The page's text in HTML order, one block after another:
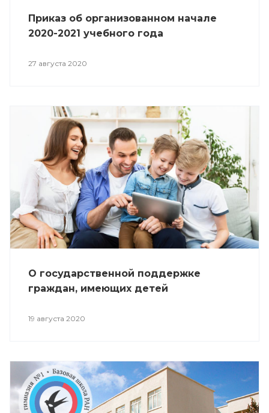
Приказ об организованном начале
2020-2021 учебного года
27 августа 2020
О государственной поддержке
граждан, имеющих детей
19 августа 2020